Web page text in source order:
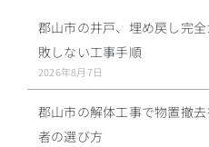
郡山市の井戸、埋め戻し完
敗しない工事手順
2026年8月7日
郡山市の解体工事で物置撤
者の選び方